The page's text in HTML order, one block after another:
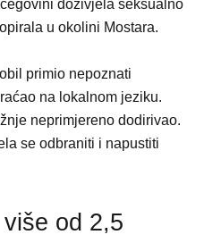
doživjela seksualno
u okolini Mostara.
primio nepoznati
na lokalnom jeziku.
neprimjereno dodirivao.
se odbraniti i napustiti
od 2,5